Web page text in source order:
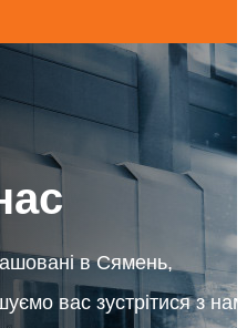
в Сямень,
вас зустрітися з